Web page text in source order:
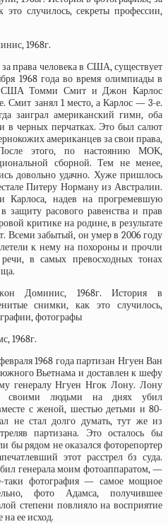
1968г.
права человека в США, существует
1968 года во время олимпиады в
США Томми Смит и Джон Карлос
Смит занял 1 место, а Карлос — 3-е.
заиграл американский гимн, оба
в черных перчатках. Это был салют
американцев за свои права,
этого, по настоянию МОК,
сборной. Тем не менее,
довольно удачно. Хуже пришлось
Питеру Норману из Австралии.
Карлоса, надев на прогремевшую
защиту расового равенства и прав
критике на родине, в результате
Всеми забытый, он умер в 2006 году
к нему на похороны и прочли
в самых превосходных тонах
1968г.
1968 года партизан Нгуен Ван
Вьетнама и доставлен к шефу
генералу Нгуен Нгок Лону. Лону
своими людьми на днях убил
с женой, шестью детьми и 80-
не стал долго думать, тут же из
партизана. Это осталось бы
бы рядом не оказался фоторепортер
этот расстрел бз суда.
генерала моим фотоаппаратом, —
фотография — самое мощное
фото Адамса, получившее
степени повлияло на восприятие
ее исход.